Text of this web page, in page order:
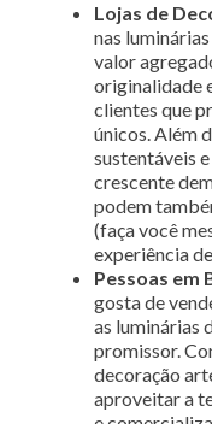
Lojas de
nas
valor
originalidade
clientes que
únicos. Além
sustentáveis
crescente
podem
(faça você
experiência
Pessoas em
gosta de
as luminárias
promissor.
decoração
aproveitar a